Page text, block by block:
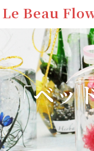
Le Beau
「ベッ